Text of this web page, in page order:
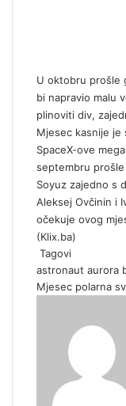
U oktobru prošle
bi napravio malu
plinoviti div,
Mjesec kasnije
SpaceX-ove
septembru
Soyuz zajedno s
Aleksej Ovčinin i
očekuje ovog
(Klix.ba)
Tagovi
astronaut aurora
Mjesec polarna